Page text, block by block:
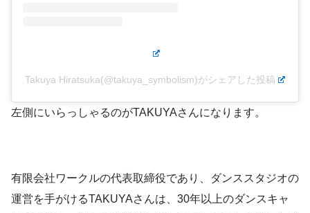
Takuya Hiratsuka(@takuya_symbolism)がシェアした投稿
左側にいらっしゃるのがTAKUYAさんになります。
有限会社ワークルの代表取締役であり、ダンススタジオの
運営を手がけるTAKUYAさんは、30年以上のダンスキャ